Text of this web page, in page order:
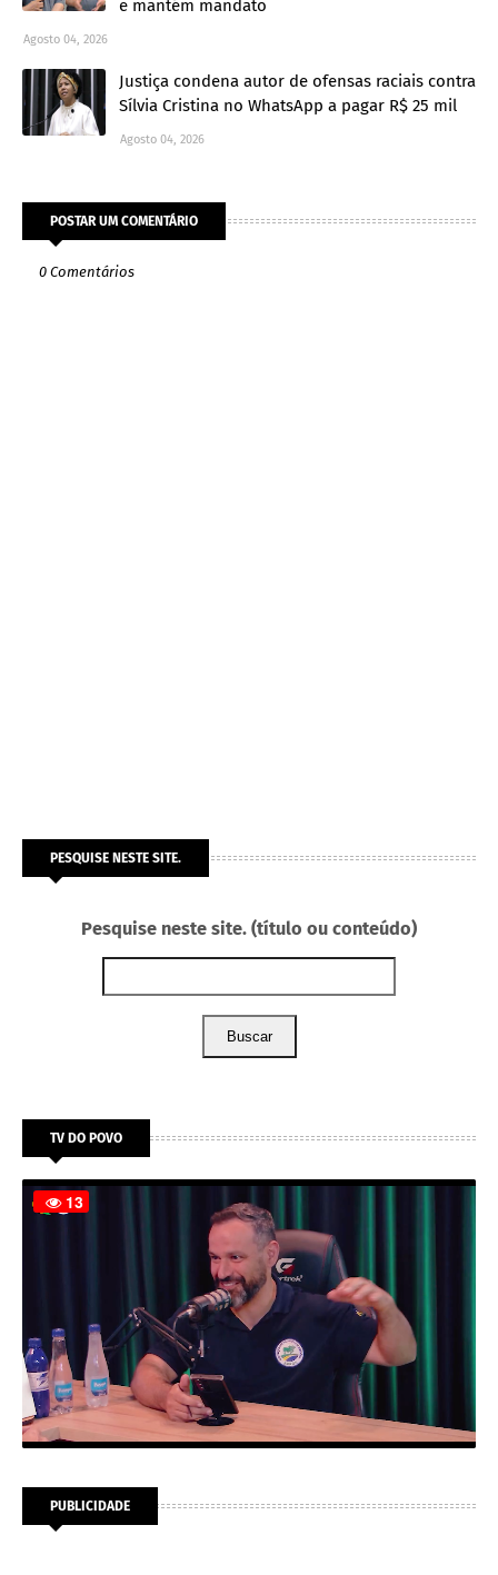
e mantém mandato
Agosto 04, 2026
Justiça condena autor de ofensas raciais contra
Sílvia Cristina no WhatsApp a pagar R$ 25 mil
Agosto 04, 2026
POSTAR UM COMENTÁRIO
0 Comentários
PESQUISE NESTE SITE.
Pesquise neste site. (título ou conteúdo)
Buscar
TV DO POVO
PUBLICIDADE